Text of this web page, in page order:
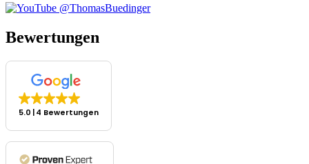
Bewertungen
5.0 4 Bewertungen